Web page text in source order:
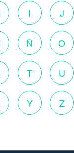
I J
Ñ O
T U
Y Z